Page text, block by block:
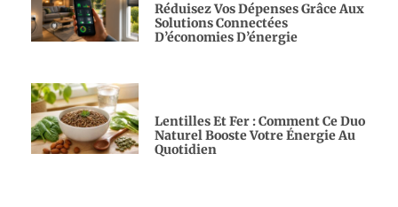
Réduisez Vos Dépenses Grâce Aux
Solutions Connectées
D’économies D’énergie
Lentilles Et Fer : Comment Ce Duo
Naturel Booste Votre Énergie Au
Quotidien